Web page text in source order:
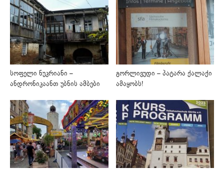
სოფელი ნუკრიანი –
ანდრონიკაანთ უბნის ამბები
გორლივუდი – პატარა ქალაქი
ამაყობს!